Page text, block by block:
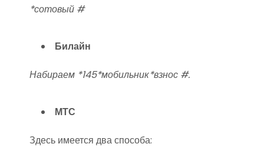
*сотовый #
Билайн
Набираем *145*мобильник*взнос #.
МТС
Здесь имеется два способа: